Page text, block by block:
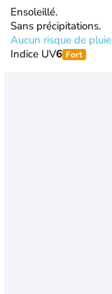
Ensoleillé.
Sans précipitations.
Aucun risque de pluie
Indice UV6 Fort